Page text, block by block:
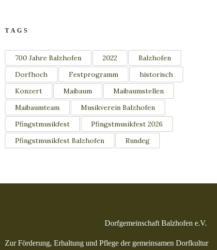
TAGS
700 Jahre Balzhofen 2022
Balzhofen
Dorfhoch
Festprogramm
historisch
Konzert
Maibaum
Maibaumstellen
Maibaumteam
Musikverein Balzhofen
Pfingstmusikfest
Pfingstmusikfest 2026
Pfingstmusikfest Balzhofen
Rundeg
Dorfgemeinschaft Balzhofen e.V.
Zur Förderung, Erhaltung und Pflege der gemeinsamen Dorfkultur